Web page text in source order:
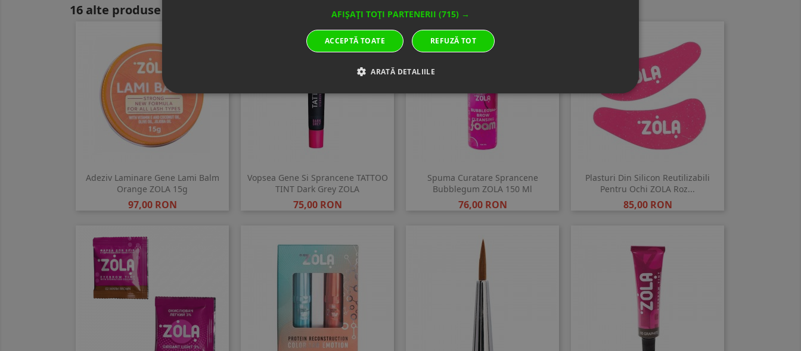
16 alte produse in aceeasi categorie:
Adeziv Laminare Gene Lami Balm
Orange ZOLA 15g
Pret
97,00 RON
Vopsea Gene Si Sprancene TATTOO
TINT Dark Grey ZOLA
Pret
75,00 RON
Spuma Curatare Sprancene
Bubblegum ZOLA 150 Ml
Pret
76,00 RON
Plasturi Din Silicon Reutilizabili
Pentru Ochi ZOLA Roz...
Pret
85,00 RON
AFIȘAȚI TOȚI PARTENERII (715) →
ACCEPTĂ TOATE REFUZĂ TOT
ARATĂ DETALIILE